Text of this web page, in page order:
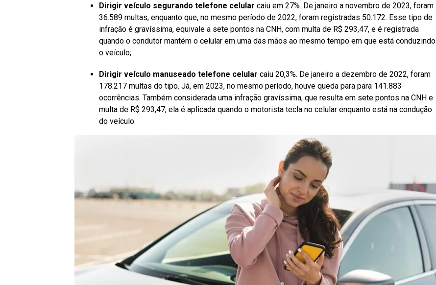
Dirigir veículo segurando telefone celular caiu em 27%. De janeiro a novembro de 2023, foram
36.589 multas, enquanto que, no mesmo período de 2022, foram registradas 50.172. Esse tipo de
infração é gravíssima, equivale a sete pontos na CNH, com multa de R$ 293,47, e é registrada
quando o condutor mantém o celular em uma das mãos ao mesmo tempo em que está conduzindo
o veículo;
Dirigir veículo manuseado telefone celular caiu 20,3%. De janeiro a dezembro de 2022, foram
178.217 multas do tipo. Já, em 2023, no mesmo período, houve queda para para 141.883
ocorrências. Também considerada uma infração gravíssima, que resulta em sete pontos na CNH e
multa de R$ 293,47, ela é aplicada quando o motorista tecla no celular enquanto está na condução
do veículo.